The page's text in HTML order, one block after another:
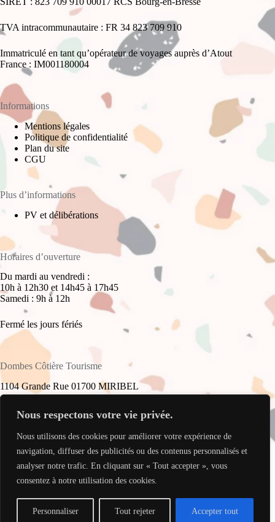
Nous respectons votre vie privée.
Nous utilisons des cookies pour améliorer votre expérience de
navigation, diffuser des publicités ou des contenus personnalisés et
analyser notre trafic. En cliquant sur « Tout accepter », vous
consentez à notre utilisation des cookies.
Personnaliser Tout rejeter Accepter tout
TVA intracommunautaire : FR 34 823 709 910
Immatriculé en tant qu’opérateur de voyages auprès d’Atout
France : IM001180004
Informations
Mentions légales
Politique de confidentialité
Plan du site
CGU
Plus d’informations
PV et délibérations
Horaires d’ouverture
Du mardi au vendredi :
10h à 12h30 et 14h45 à 17h45
Samedi : 9h à 12h
Fermé les jours fériés
Dombes Côtière Tourisme
1104 Grande Rue 01700 MIRIBEL
+33(0)4 78 55 61 16
accueil@dombes-cotiere-tourisme.fr
Copyright © 2026 - Site réalisé parMy Freelance Rocks.